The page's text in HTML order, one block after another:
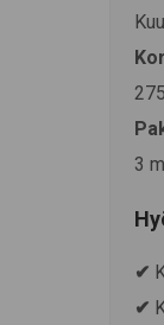
3
✔
✔